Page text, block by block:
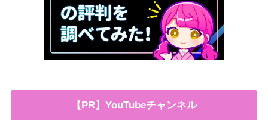
【PR】YouTubeチャンネル